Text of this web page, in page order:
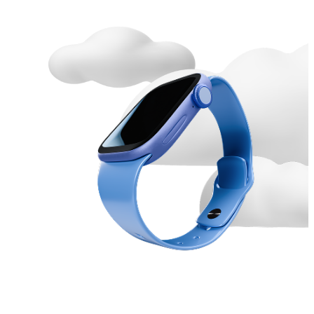
nowej usługi lub
produktu lub nowej
funkcjonalności
istniejącej usługi lub
produktu nie wpłynie na
ograniczenie praw ani
zwiększenie obowiązków
Klienta wynikających z
Umowy,
dokonać zmiany w
Taryfie wynikającej z
konieczności
dostosowania jej
brzmienia do nowych lub